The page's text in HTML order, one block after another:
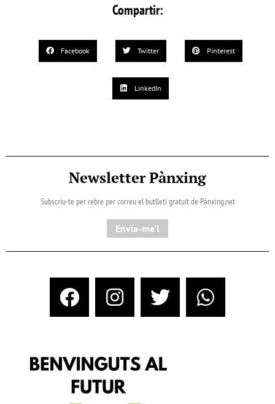
Compartir:
Facebook Twitter Pinterest
LinkedIn
Newsletter Pànxing
Subscriu-te per rebre per correu el butlletí gratuït de Pànxing.net​
Envia-me'l